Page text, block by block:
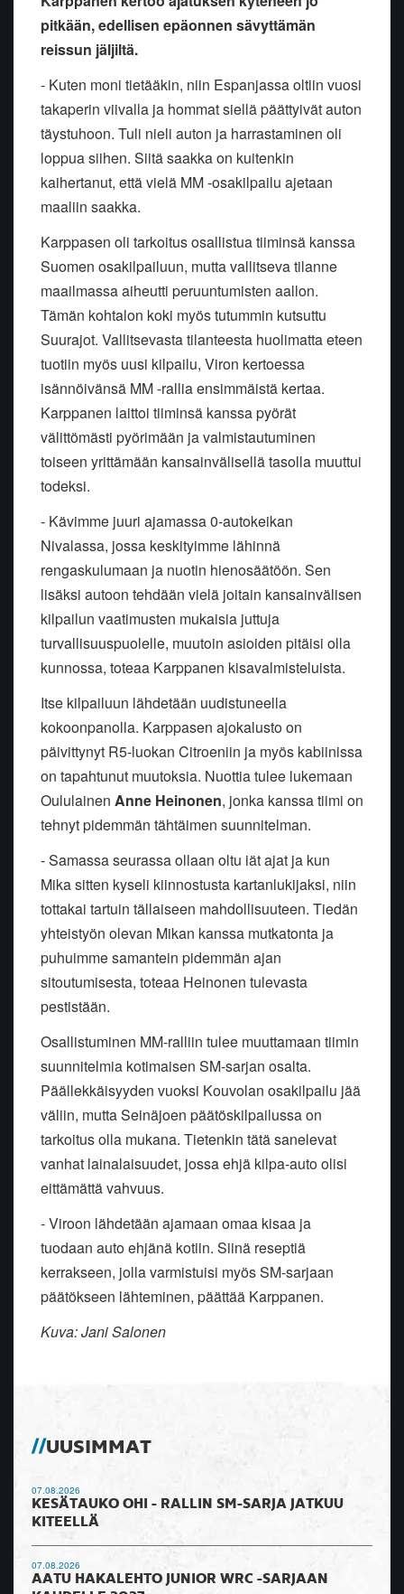
pitkään, edellisen epäonnen sävyttämän
reissun jäljiltä.
- Kuten moni tietääkin, niin Espanjassa oltiin vuosi
takaperin viivalla ja hommat siellä päättyivät auton
täystuhoon. Tuli nieli auton ja harrastaminen oli
loppua siihen. Siitä saakka on kuitenkin
kaihertanut, että vielä MM -osakilpailu ajetaan
maaliin saakka.
Karppasen oli tarkoitus osallistua tiiminsä kanssa
Suomen osakilpailuun, mutta vallitseva tilanne
maailmassa aiheutti peruuntumisten aallon.
Tämän kohtalon koki myös tutummin kutsuttu
Suurajot. Vallitsevasta tilanteesta huolimatta eteen
tuotiin myös uusi kilpailu, Viron kertoessa
isännöivänsä MM -rallia ensimmäistä kertaa.
Karppanen laittoi tiiminsä kanssa pyörät
välittömästi pyörimään ja valmistautuminen
toiseen yrittämään kansainvälisellä tasolla muuttui
todeksi.
- Kävimme juuri ajamassa 0-autokeikan
Nivalassa, jossa keskityimme lähinnä
rengaskulumaan ja nuotin hienosäätöön. Sen
lisäksi autoon tehdään vielä joitain kansainvälisen
kilpailun vaatimusten mukaisia juttuja
turvallisuuspuolelle, muutoin asioiden pitäisi olla
kunnossa, toteaa Karppanen kisavalmisteluista.
Itse kilpailuun lähdetään uudistuneella
kokoonpanolla. Karppasen ajokalusto on
päivittynyt R5-luokan Citroeniin ja myös kabiinissa
on tapahtunut muutoksia. Nuottia tulee lukemaan
Oululainen Anne Heinonen, jonka kanssa tiimi on
tehnyt pidemmän tähtäimen suunnitelman.
- Samassa seurassa ollaan oltu iät ajat ja kun
Mika sitten kyseli kiinnostusta kartanlukijaksi, niin
tottakai tartuin tällaiseen mahdollisuuteen. Tiedän
yhteistyön olevan Mikan kanssa mutkatonta ja
puhuimme samantein pidemmän ajan
sitoutumisesta, toteaa Heinonen tulevasta
pestistään.
Osallistuminen MM-ralliin tulee muuttamaan tiimin
suunnitelmia kotimaisen SM-sarjan osalta.
Päällekkäisyyden vuoksi Kouvolan osakilpailu jää
väliin, mutta Seinäjoen päätöskilpailussa on
tarkoitus olla mukana. Tietenkin tätä sanelevat
vanhat lainalaisuudet, jossa ehjä kilpa-auto olisi
eittämättä vahvuus.
- Viroon lähdetään ajamaan omaa kisaa ja
tuodaan auto ehjänä kotiin. Siinä reseptiä
kerrakseen, jolla varmistuisi myös SM-sarjaan
päätökseen lähteminen, päättää Karppanen.
Kuva: Jani Salonen
UUSIMMAT
07.08.2026
KESÄTAUKO OHI - RALLIN SM-SARJA JATKUU
KITEELLÄ
07.08.2026
AATU HAKALEHTO JUNIOR WRC -SARJAAN